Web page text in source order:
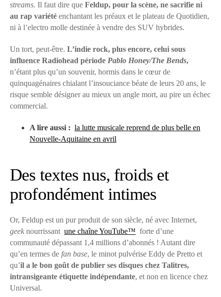
streams. Il faut dire que Feldup, pour la scène, ne sacrifie ni
au rap variété enchantant les préaux et le plateau de Quotidien,
ni à l’electro molle destinée à vendre des SUV hybrides.
Un tort, peut-être. L’indie rock, plus encore, celui sous
influence Radiohead période Pablo Honey/The Bends,
n’étant plus qu’un souvenir, hormis dans le cœur de
quinquagénaires chialant l’insouciance béate de leurs 20 ans, le
risque semble désigner au mieux un angle mort, au pire un échec
commercial.
A lire aussi : la lutte musicale reprend de plus belle en
Nouvelle-Aquitaine en avril
Des textes nus, froids et
profondément intimes
Or, Feldup est un pur produit de son siècle, né avec Internet,
geek nourrissant une chaîne YouTube™ forte d’une
communauté dépassant 1,4 millions d’abonnés ! Autant dire
qu’en termes de fan base, le minot pulvérise Eddy de Pretto et
qu’il a le bon goût de publier ses disques chez Talitres,
intransigeante étiquette indépendante, et non en licence chez
Universal.